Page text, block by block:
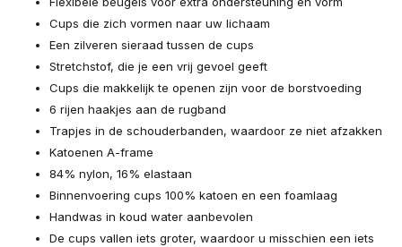
Uitverkocht
Uitverkocht
Cups die zich vormen naar uw lichaam
Een zilveren sieraad tussen de cups
Stretchstof, die je een vrij gevoel geeft
Cups die makkelijk te openen zijn voor de borstvoeding
6 rijen haakjes aan de rugband
Trapjes in de schouderbanden, waardoor ze niet afzakken
Katoenen A-frame
84% nylon, 16% elastaan
Binnenvoering cups 100% katoen en een foamlaag
Handwas in koud water aanbevolen
De cups vallen iets groter, waardoor u misschien een iets